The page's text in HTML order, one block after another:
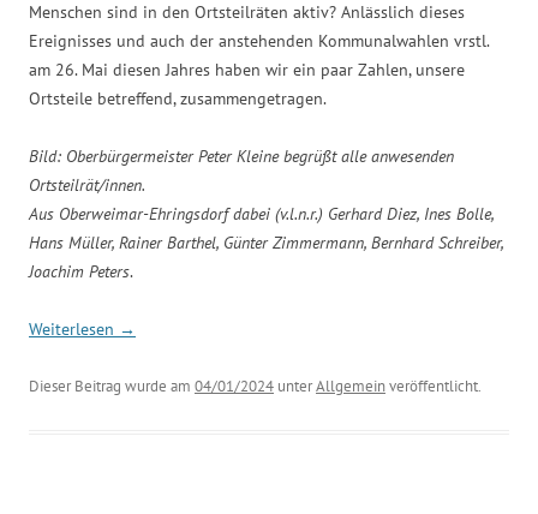
Menschen sind in den Ortsteilräten aktiv? Anlässlich dieses
Ereignisses und auch der anstehenden Kommunalwahlen vrstl.
am 26. Mai diesen Jahres haben wir ein paar Zahlen, unsere
Ortsteile betreffend, zusammengetragen.
Bild: Oberbürgermeister Peter Kleine begrüßt alle anwesenden
Ortsteilrät/innen.
Aus Oberweimar-Ehringsdorf dabei (v.l.n.r.) Gerhard Diez, Ines Bolle,
Hans Müller, Rainer Barthel, Günter Zimmermann, Bernhard Schreiber,
Joachim Peters.
Weiterlesen →
Dieser Beitrag wurde am 04/01/2024 unterAllgemeinveröffentlicht.